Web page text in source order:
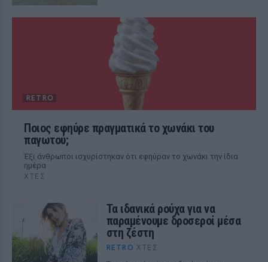
RETRO
Ποιος εφηύρε πραγματικά το χωνάκι του
παγωτού;
Έξι άνθρωποι ισχυρίστηκαν ότι εφηύραν το χωνάκι την ίδια
ημέρα
ΧΤΕΣ
Τα ιδανικά ρούχα για να
παραμένουμε δροσεροί μέσα
στη ζέστη
RETRO ΧΤΕΣ